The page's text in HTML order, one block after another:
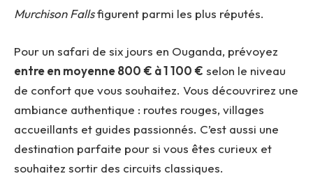
Murchison Fallsfigurent parmi les plus réputés.
Pour un safari de six jours en Ouganda, prévoyez
entre en moyenne 800 € à 1100 € selon le niveau
de confort que vous souhaitez. Vous découvrirez une
ambiance authentique : routes rouges, villages
accueillants et guides passionnés. C’est aussi une
destination parfaite pour si vous êtes curieux et
souhaitez sortir des circuits classiques.